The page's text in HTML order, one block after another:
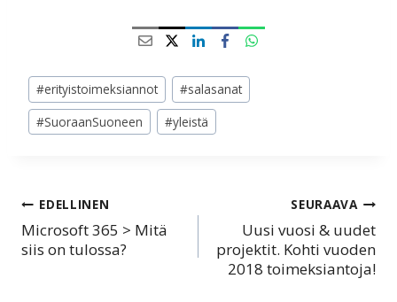
Avainsanat:
#erityistoimeksiannot #salasanat
#SuoraanSuoneen #yleistä
Artikkelien
selaus
EDELLINEN
Microsoft 365 > Mitä
siis on tulossa?
SEURAAVA
Uusi vuosi & uudet
projektit. Kohti vuoden
2018 toimeksiantoja!